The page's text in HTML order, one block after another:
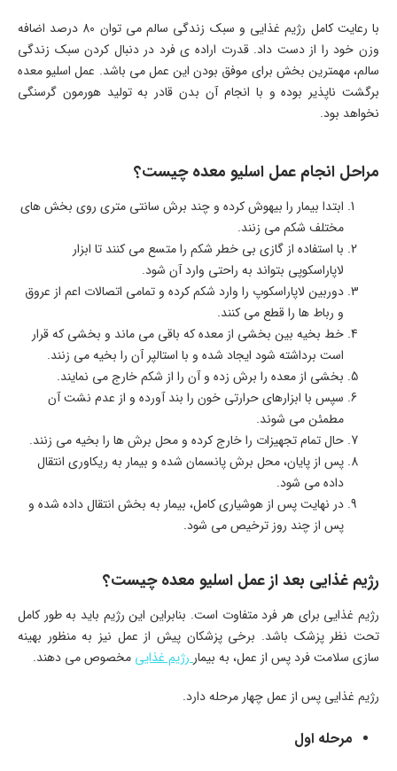
با رعایت کامل رژیم غذایی و سبک زندگی سالم می توان 80 درصد اضافه
وزن خود را از دست داد. قدرت اراده ی فرد در دنبال کردن سبک زندگی
سالم، مهمترین بخش برای موفق بودن این عمل می باشد. عمل اسلیو معده
برگشت ناپذیر بوده و با انجام آن بدن قادر به تولید هورمون گرسنگی
نخواهد بود.
مراحل انجام عمل اسلیو معده چیست؟
ابتدا بیمار را بیهوش کرده و چند برش سانتی متری روی بخش های
مختلف شکم می زنند.
با استفاده از گازی بی خطر شکم را متسع می کنند تا ابزار
لاپاراسکوپی بتواند به راحتی وارد آن شود.
دوربین لاپاراسکوپ را وارد شکم کرده و تمامی اتصالات اعم از عروق
و رباط ها را قطع می کنند.
خط بخیه بین بخشی از معده که باقی می ماند و بخشی که قرار
است برداشته شود ایجاد شده و با استالپر آن را بخیه می زنند.
بخشی از معده را برش زده و آن را از شکم خارج می نمایند.
سپس با ابزارهای حرارتی خون را بند آورده و از عدم نشت آن
مطمئن می شوند.
حال تمام تجهیزات را خارج کرده و محل برش ها را بخیه می زنند.
پس از پایان، محل برش پانسمان شده و بیمار به ریکاوری انتقال
داده می شود.
در نهایت پس از هوشیاری کامل، بیمار به بخش انتقال داده شده و
پس از چند روز ترخیص می شود.
رژیم غذایی بعد از عمل اسلیو معده چیست؟
رژیم غذایی برای هر فرد متفاوت است. بنابراین این رژیم باید به طور کامل
تحت نظر پزشک باشد. برخی پزشکان پیش از عمل نیز به منظور بهینه
سازی سلامت فرد پس از عمل، به بیماررژیم غذایی مخصوص می دهند.
رژیم غذایی پس از عمل چهار مرحله دارد.
مرحله اول